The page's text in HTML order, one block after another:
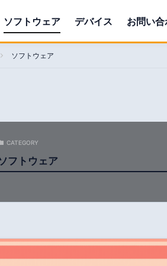
ソフトウェア デバイス お問い
ソフトウェア
CATEGORY
フトウェア